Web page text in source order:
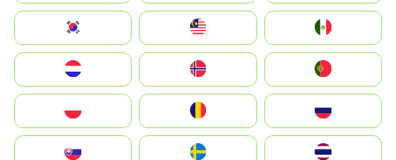
South Korea